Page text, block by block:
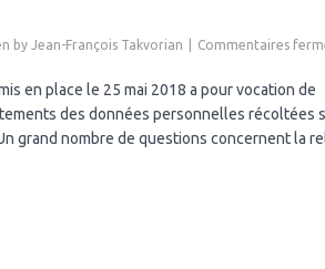
by Jean-François Takvorian Commentaires
en place le 25 mai 2018 a pour vocation de
des données personnelles récoltées
grand nombre de questions concernent la